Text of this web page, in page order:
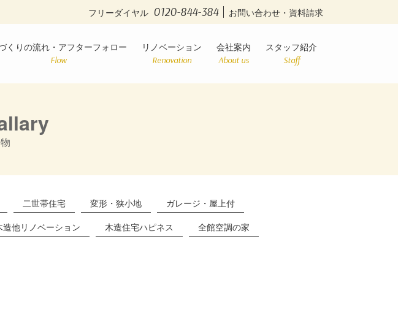
フリーダイヤル 0120-844-384 お問い合わせ・資料請求
くりの流れ・アフターフォロー
Flow
リノベーション
Renovation
会社案内
About us
スタッフ紹介
Staff
二世帯住宅 変形・狭小地
ガレージ・屋上付
造他リノベーション 木造住宅ハピネス 全館空調の家